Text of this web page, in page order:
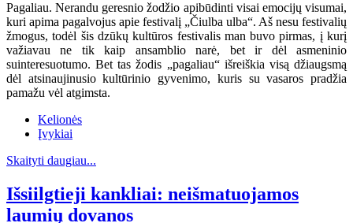
Pagaliau. Nerandu geresnio žodžio apibūdinti visai emocijų visumai,
kuri apima pagalvojus apie festivalį „Čiulba ulba“. Aš nesu festivalių
žmogus, todėl šis dzūkų kultūros festivalis man buvo pirmas, į kurį
važiavau ne tik kaip ansamblio narė, bet ir dėl asmeninio
suinteresuotumo. Bet tas žodis „pagaliau“ išreiškia visą džiaugsmą
dėl atsinaujinusio kultūrinio gyvenimo, kuris su vasaros pradžia
pamažu vėl atgimsta.
Kelionės
Įvykiai
Skaityti daugiau...
Išsiilgtieji kankliai: neišmatuojamos
laumių dovanos